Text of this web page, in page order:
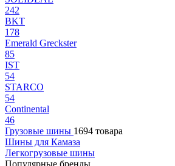
242
BKT
178
Emerald Greckster
85
IST
54
STARCO
54
Continental
46
Грузовые шины 1694 товара
Шины для Камаза
Легкогрузовые шины
Популярные бренды